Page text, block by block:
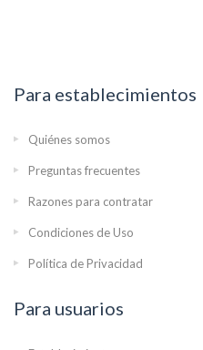
Para establecimientos
Quiénes somos
Preguntas frecuentes
Razones para contratar
Condiciones de Uso
Política de Privacidad
Para usuarios